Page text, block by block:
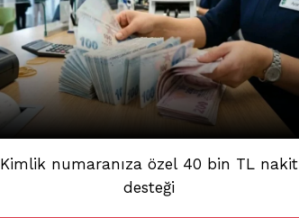
Kimlik numaranıza özel 40 bin TL nakit
desteği